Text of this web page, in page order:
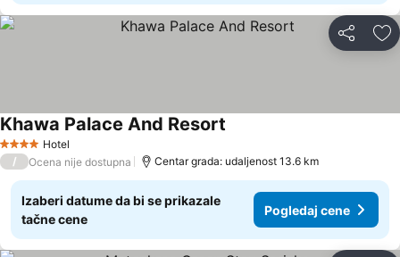
Deli
4 ZvezdiceHotel
Khawa Palace And Resort
/ Ocena nije dostupna Centar grada: udaljenost 13.6 km
Izaberi datume da bi se prikazale
tačne cene
Pogledaj cene